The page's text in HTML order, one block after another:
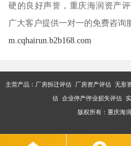
硬的良好声誉，重庆海润资产
广大客户提供一对一的免费咨询
m.cqhairun.b2b168.com
主营产品：厂房拆迁评估 厂房资产评估 无
估 企业停产停业损失评估
版权所有：重庆海